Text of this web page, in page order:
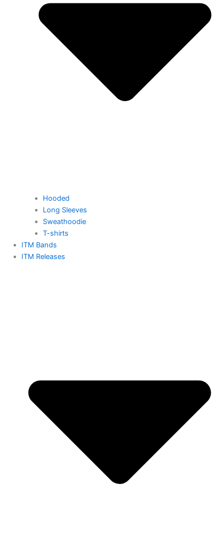
Hooded
Long Sleeves
Sweathoodie
T-shirts
ITM Bands
ITM Releases